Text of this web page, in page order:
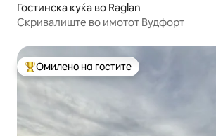
Гостинска куќа во Raglan
Скривалиште во имотот Вудфорт
Меѓу најуспешните „Омилени на гостите“
Омилено на гостите